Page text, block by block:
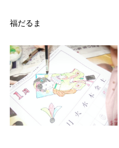
福だるま